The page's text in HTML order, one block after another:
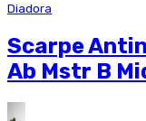
Diadora
Scarpe
Ab Mstr B